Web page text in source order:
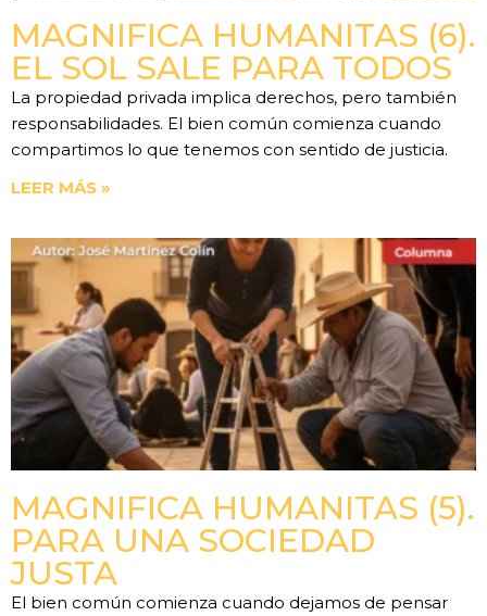
MAGNIFICA HUMANITAS (6).
EL SOL SALE PARA TODOS
La propiedad privada implica derechos, pero también
responsabilidades. El bien común comienza cuando
compartimos lo que tenemos con sentido de justicia.
LEER MÁS »
MAGNIFICA HUMANITAS (5).
PARA UNA SOCIEDAD
JUSTA
El bien común comienza cuando dejamos de pensar